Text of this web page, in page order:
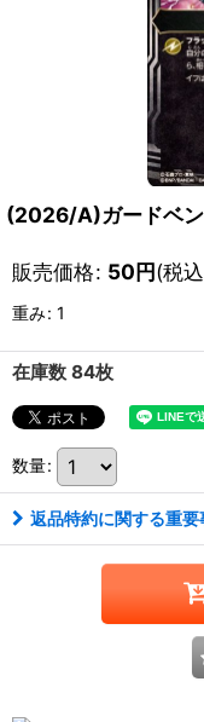
(2026/A)ガードベ
販売価格: 50円(税
重み: 1
在庫数 84枚
数量:
返品特約に関する重要